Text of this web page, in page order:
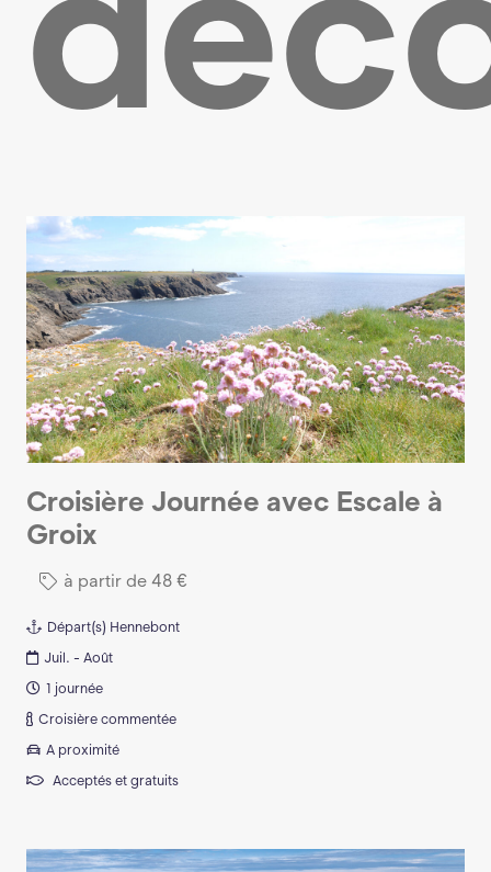
Croisière Journée avec Escale à
Groix
à partir de48 €
Départ(s) Hennebont
Juil. - Août
1 journée
Croisière commentée
A proximité
Acceptés et gratuits